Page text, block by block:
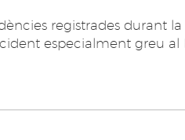
registrades durant la
especialment greu al